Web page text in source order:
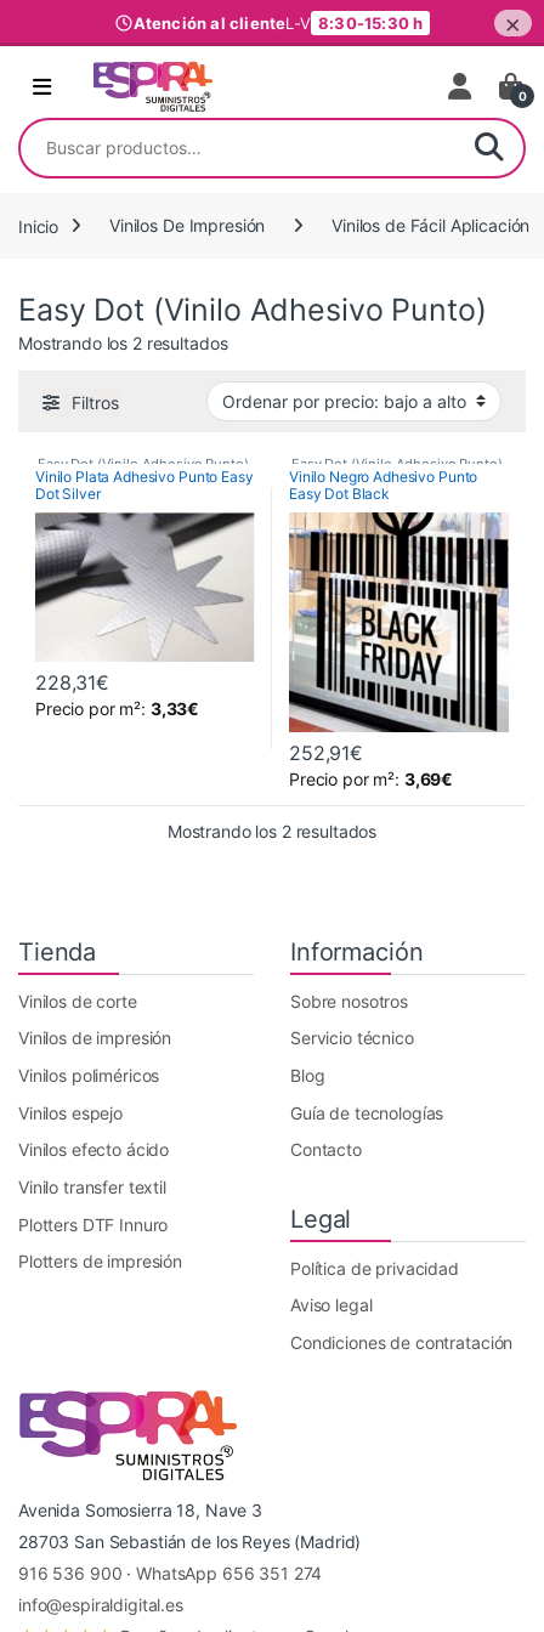
Atención al clienteL-V 8:30-15:30 h ×
Ir al contenido
0
Buscar por:
Inicio Vinilos De Impresión Vinilos de Fácil Aplicación
Easy Dot (Vinilo Adhesivo Punto)
Mostrando los 2 resultadosOrdenado por precio: bajo a alto
Filtros
Easy Dot (Vinilo Adhesivo Punto)
Vinilos De Corte
Vinilos de Fácil Aplicación,
Vinilos Fácil
Aplicación/Reposicionables
Vinilo Plata Adhesivo Punto Easy
Dot Silver
228,31€
Precio por m²: 3,33€
Este producto tiene múltiples variantes. Las opciones se
Easy Dot (Vinilo Adhesivo Punto)
Vinilos De Corte
Vinilos de Fácil Aplicación,
Vinilos Fácil
Aplicación/Reposicionables
Vinilo Negro Adhesivo Punto
Easy Dot Black
252,91€
Precio por m²: 3,69€
Este producto tiene múltiples
Mostrando los 2 resultadosOrdenado por
Tienda
Vinilos de corte
Vinilos de impresión
Vinilos poliméricos
Vinilos espejo
Vinilos efecto ácido
Vinilo transfer textil
Plotters DTF Innuro
Plotters de impresión
Información
Sobre nosotros
Servicio técnico
Blog
Guía de tecnologías
Contacto
Legal
Política de privacidad
Aviso legal
Condiciones de contratación
Avenida Somosierra 18, Nave 3
28703 San Sebastián de los Reyes (Madrid)
916 536 900 ·WhatsApp 656 351 274
info@espiraldigital.es